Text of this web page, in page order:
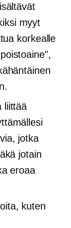
myyt
korkealle
liittää
jotka
jotain
eroaa
kuten